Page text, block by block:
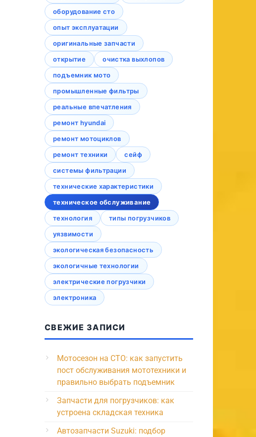
оборудование сто
опыт эксплуатации
оригинальные запчасти
открытие
очистка выхлопов
подъемник мото
промышленные фильтры
реальные впечатления
ремонт hyundai
ремонт мотоциклов
ремонт техники
сейф
системы фильтрации
технические характеристики
техническое обслуживание
технология
типы погрузчиков
уязвимости
экологическая безопасность
экологичные технологии
электрические погрузчики
электроника
СВЕЖИЕ ЗАПИСИ
Мотосезон на СТО: как запустить
пост обслуживания мототехники и
правильно выбрать подъемник
Запчасти для погрузчиков: как
устроена складская техника
Автозапчасти Suzuki: подбор